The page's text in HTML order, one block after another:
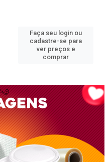
Faça seu login ou
cadastre-se para
ver preços e
comprar